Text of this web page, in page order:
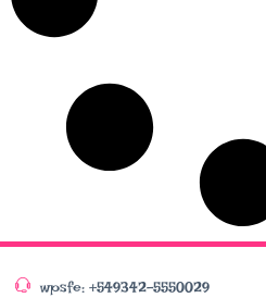
wpsfe: +549342-5550029